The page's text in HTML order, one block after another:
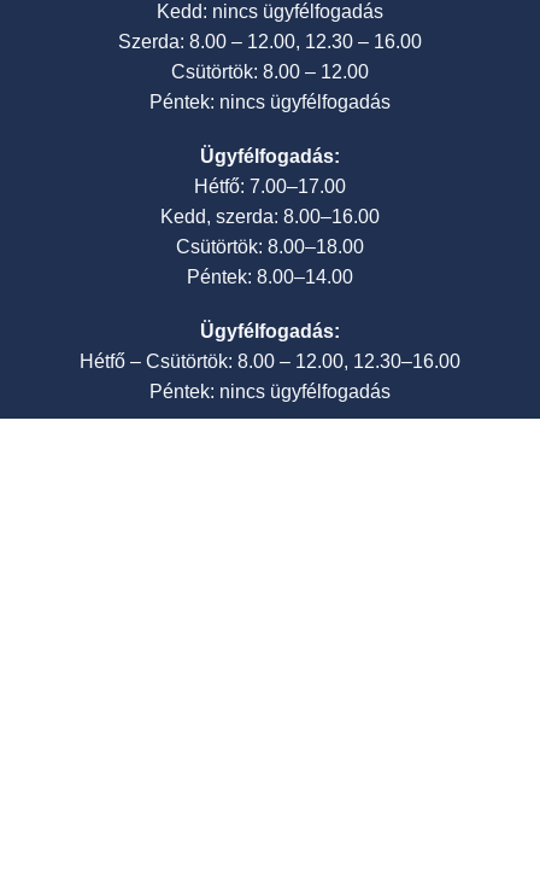
Kedd: nincs ügyfélfogadás
Szerda: 8.00 – 12.00, 12.30 – 16.00
Csütörtök: 8.00 – 12.00
Péntek: nincs ügyfélfogadás
Ügyfélfogadás:
Hétfő: 7.00–17.00
Kedd, szerda: 8.00–16.00
Csütörtök: 8.00–18.00
Péntek: 8.00–14.00
Ügyfélfogadás:
Hétfő – Csütörtök: 8.00 – 12.00, 12.30–16.00
Péntek: nincs ügyfélfogadás